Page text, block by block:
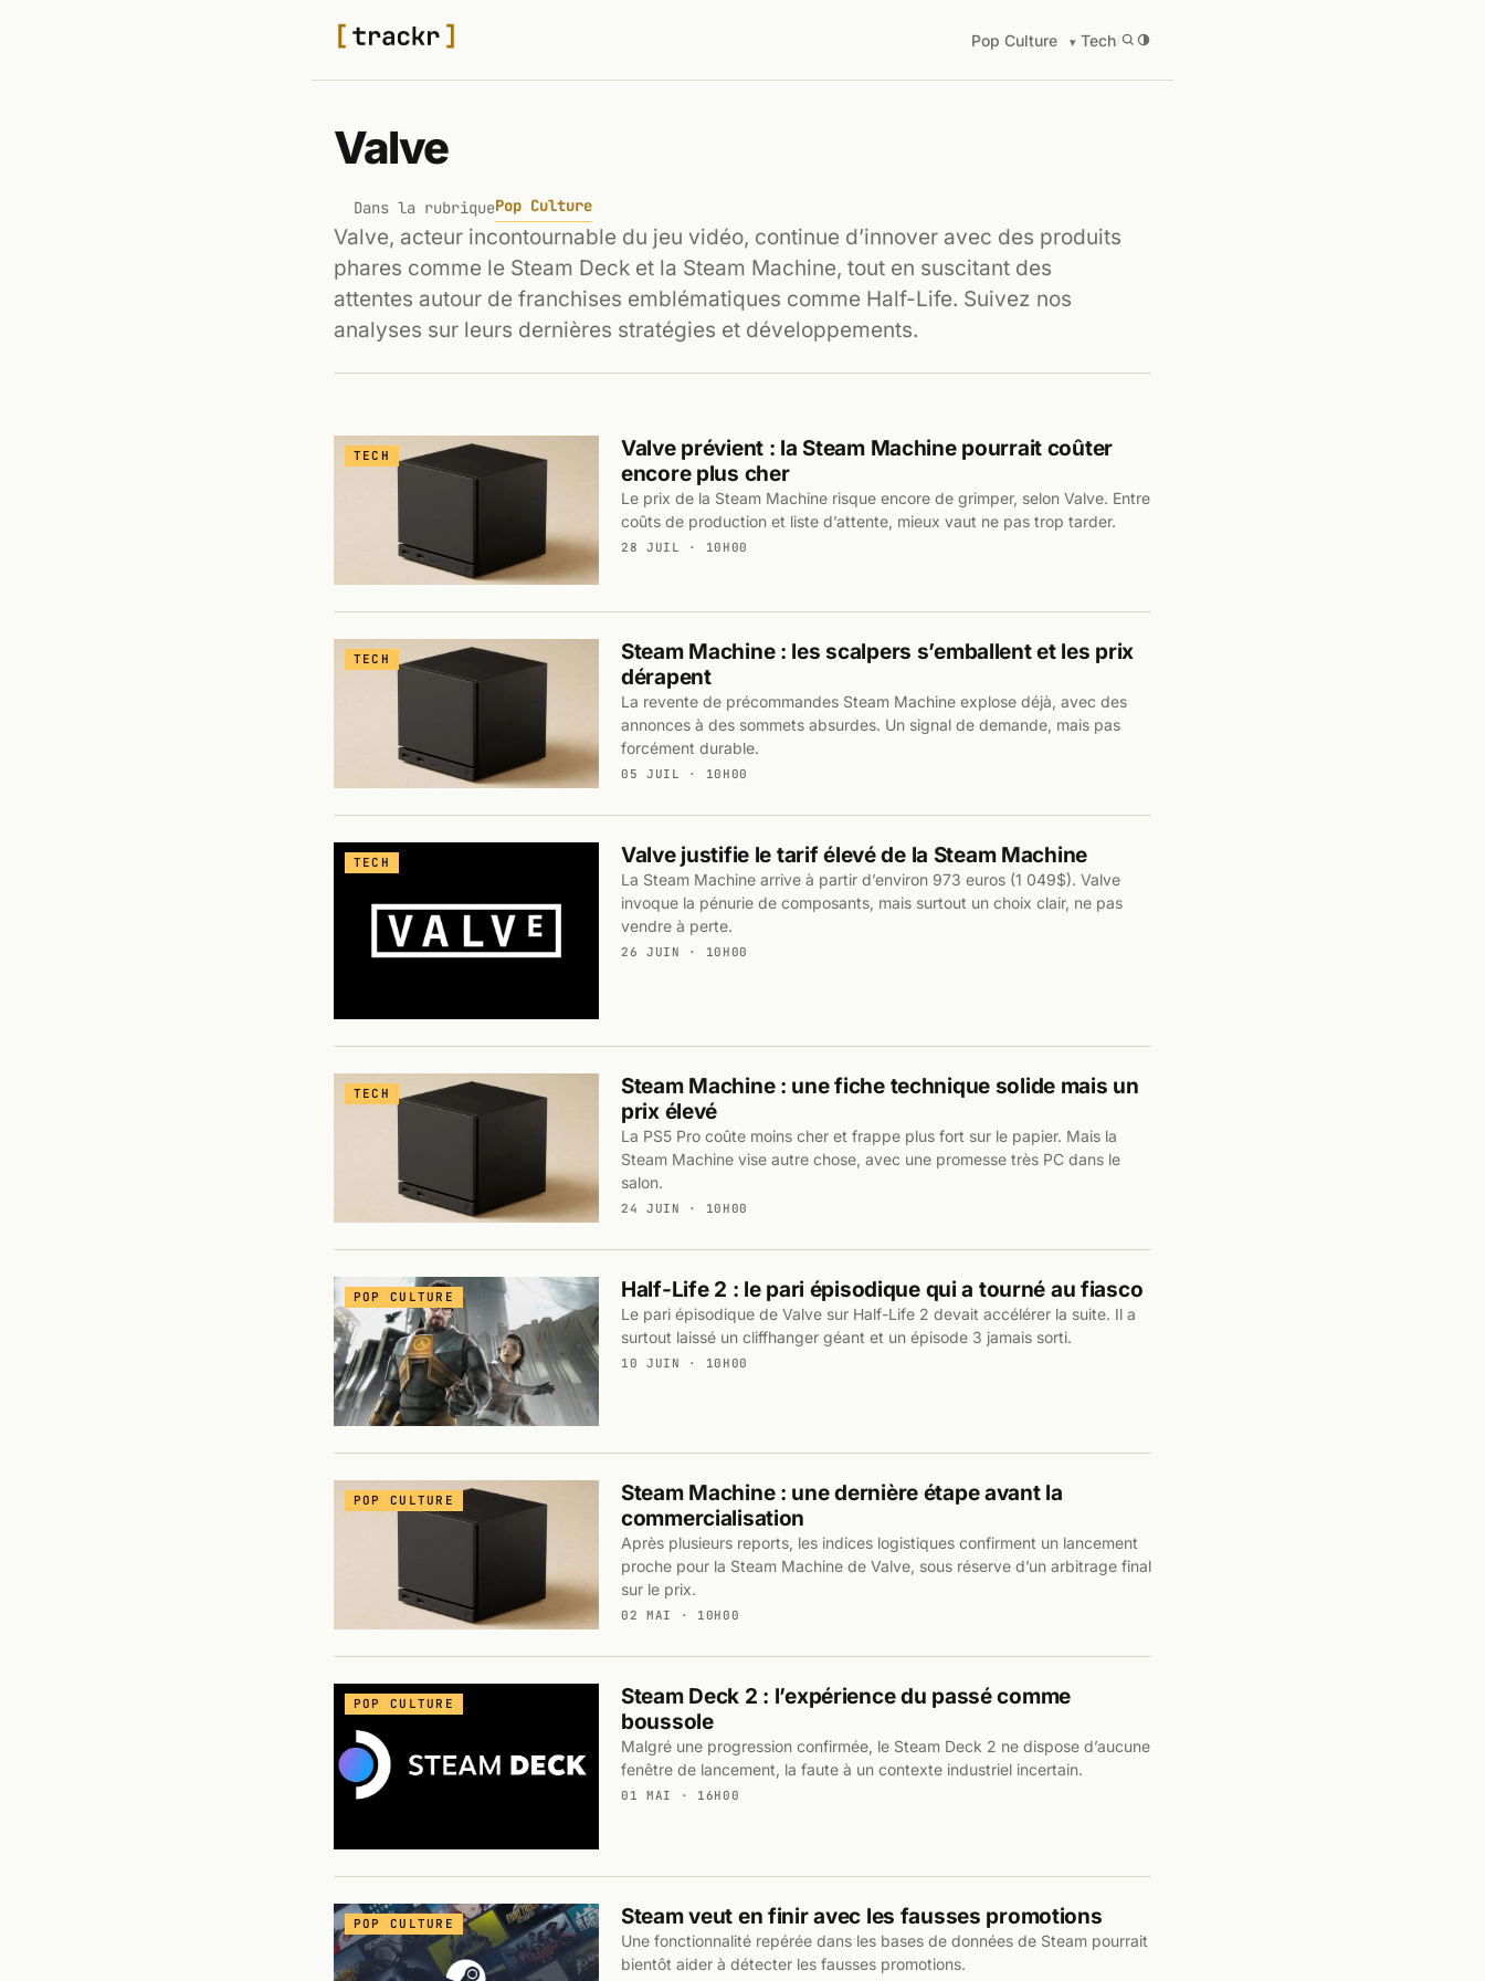
Pop Culture Tech/
Valve
Dans la rubriquePop Culture
Valve, acteur incontournable du jeu vidéo, continue d’innover avec des produits
phares comme le Steam Deck et la Steam Machine, tout en suscitant des
attentes autour de franchises emblématiques comme Half-Life. Suivez nos
analyses sur leurs dernières stratégies et développements.
TECH
Valve prévient : la Steam Machine pourrait coûter
encore plus cher
Le prix de la Steam Machine risque encore de grimper, selon Valve. Entre
coûts de production et liste d’attente, mieux vaut ne pas trop tarder.
28 JUIL · 10H00
TECH
Steam Machine : les scalpers s’emballent et les prix
dérapent
La revente de précommandes Steam Machine explose déjà, avec des
annonces à des sommets absurdes. Un signal de demande, mais pas
forcément durable.
05 JUIL · 10H00
TECH Valve justifie le tarif élevé de la Steam Machine
La Steam Machine arrive à partir d’environ 973 euros (1 049$). Valve
invoque la pénurie de composants, mais surtout un choix clair, ne pas
vendre à perte.
26 JUIN · 10H00
TECH
Steam Machine : une fiche technique solide mais un
prix élevé
La PS5 Pro coûte moins cher et frappe plus fort sur le papier. Mais la
Steam Machine vise autre chose, avec une promesse très PC dans le
salon.
24 JUIN · 10H00
POP CULTURE Half-Life 2 : le pari épisodique qui a tourné au fiasco
Le pari épisodique de Valve sur Half-Life 2 devait accélérer la suite. Il a
surtout laissé un cliffhanger géant et un épisode 3 jamais sorti.
10 JUIN · 10H00
POP CULTURE
Steam Machine : une dernière étape avant la
commercialisation
Après plusieurs reports, les indices logistiques confirment un lancement
proche pour la Steam Machine de Valve, sous réserve d’un arbitrage final
sur le prix.
02 MAI · 10H00
POP CULTURE
Steam Deck 2 : l’expérience du passé comme
boussole
Malgré une progression confirmée, le Steam Deck 2 ne dispose d’aucune
fenêtre de lancement, la faute à un contexte industriel incertain.
01 MAI · 16H00
POP CULTURE Steam veut en finir avec les fausses promotions
Une fonctionnalité repérée dans les bases de données de Steam pourrait
bientôt aider à détecter les fausses promotions.